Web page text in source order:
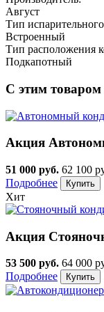
Август
Тип
Встроенный
Тип расположения
Подкапотный
С этим
Акция
51 000 руб. 62 100
Подробнее
Хит
Акция
53 500 руб. 64 000
Подробнее